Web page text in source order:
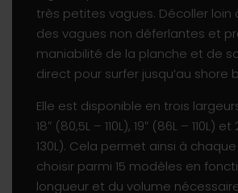
très petites vagues. Décoller loin
des vagues non déferlantes et
maniabilité de la planche et de
direct pour surfer jusqu’au shore
Elle est disponible en trois
18″ (80,5L – 110L), 19″ (86L – 110L)
130L). Cela permet ainsi à
choisir parmi 15 modèles en
longueur et du volume